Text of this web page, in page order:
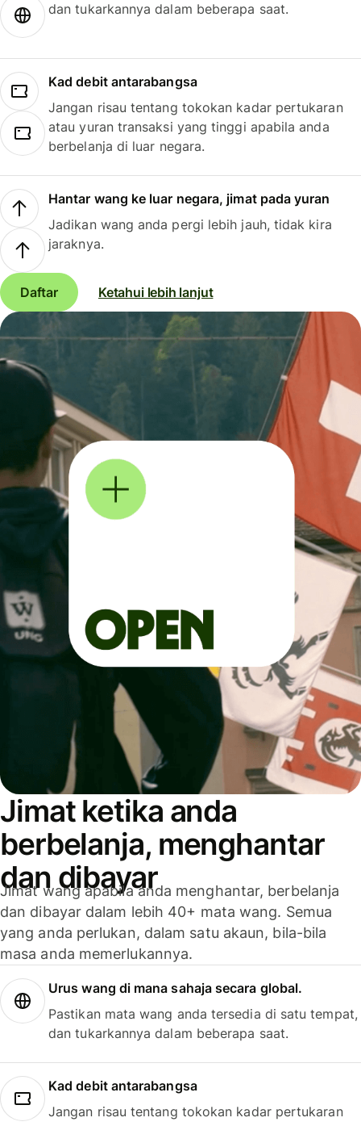
dan tukarkannya dalam beberapa saat.
Kad debit antarabangsa
Jangan risau tentang tokokan kadar pertukaran
atau yuran transaksi yang tinggi apabila anda
berbelanja di luar negara.
Hantar wang ke luar negara, jimat pada yuran
Jadikan wang anda pergi lebih jauh, tidak kira
jaraknya.
Daftar Ketahui lebih lanjut
Jimat ketika anda
berbelanja, menghantar
dan dibayar
Jimat wang apabila anda menghantar, berbelanja
dan dibayar dalam lebih 40+ mata wang. Semua
yang anda perlukan, dalam satu akaun, bila-bila
masa anda memerlukannya.
Urus wang di mana sahaja secara global.
Pastikan mata wang anda tersedia di satu tempat,
dan tukarkannya dalam beberapa saat.
Kad debit antarabangsa
Jangan risau tentang tokokan kadar pertukaran